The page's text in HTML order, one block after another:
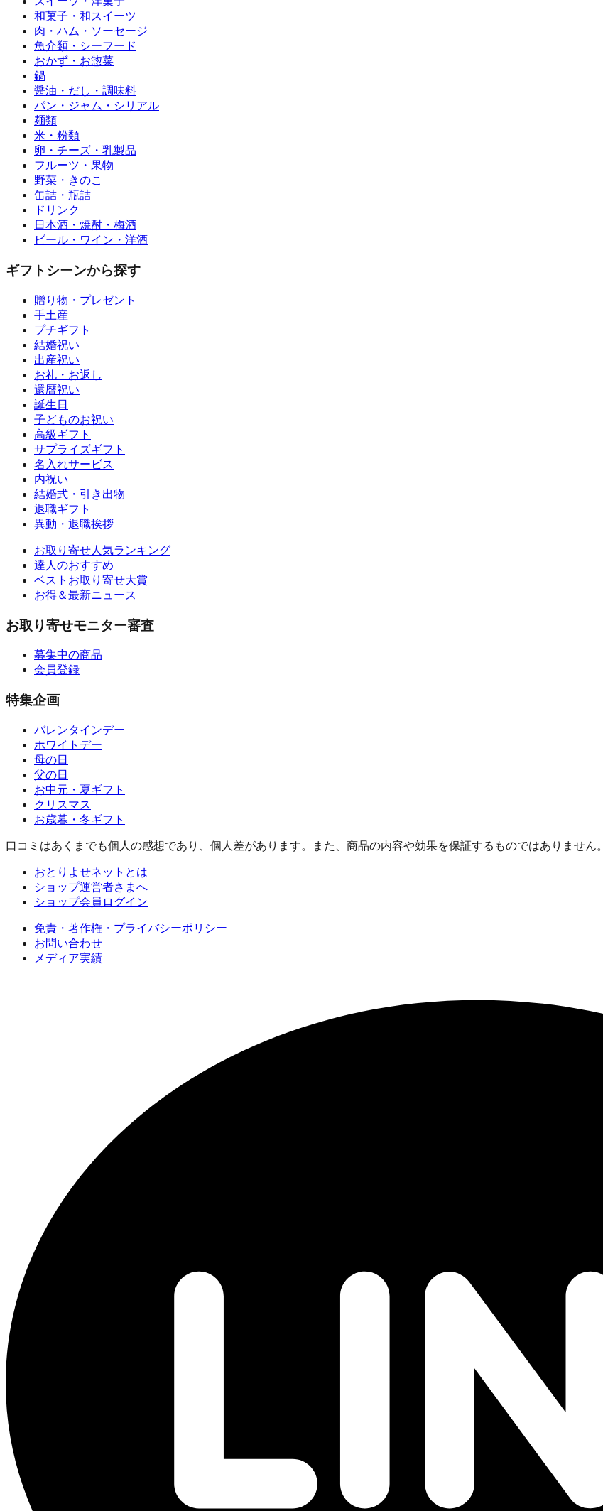
和菓子・和スイーツ
肉・ハム・ソーセージ
魚介類・シーフード
おかず・お惣菜
鍋
醤油・だし・調味料
パン・ジャム・シリアル
麺類
米・粉類
卵・チーズ・乳製品
フルーツ・果物
野菜・きのこ
缶詰・瓶詰
ドリンク
日本酒・焼酎・梅酒
ビール・ワイン・洋酒
ギフトシーンから探す
贈り物・プレゼント
手土産
プチギフト
結婚祝い
出産祝い
お礼・お返し
還暦祝い
誕生日
子どものお祝い
高級ギフト
サプライズギフト
名入れサービス
内祝い
結婚式・引き出物
退職ギフト
異動・退職挨拶
お取り寄せ人気ランキング
達人のおすすめ
ベストお取り寄せ大賞
お得＆最新ニュース
お取り寄せモニター審査
募集中の商品
会員登録
特集企画
バレンタインデー
ホワイトデー
母の日
父の日
お中元・夏ギフト
クリスマス
お歳暮・冬ギフト
口コミはあくまでも個人の感想であり、個人差があります。また、商品の内容や効果を保証するものではありません。
おとりよせネットとは
ショップ運営者さまへ
ショップ会員ログイン
免責・著作権・プライバシーポリシー
お問い合わせ
メディア実績